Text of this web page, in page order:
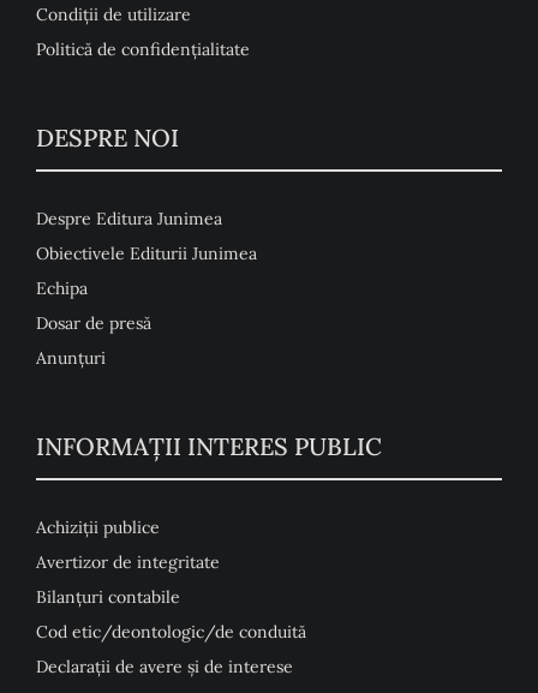
Condiţii de utilizare
Politică de confidențialitate
DESPRE NOI
Despre Editura Junimea
Obiectivele Editurii Junimea
Echipa
Dosar de presă
Anunţuri
INFORMAȚII INTERES PUBLIC
Achiziții publice
Avertizor de integritate
Bilanțuri contabile
Cod etic/deontologic/de conduită
Declarații de avere și de interese